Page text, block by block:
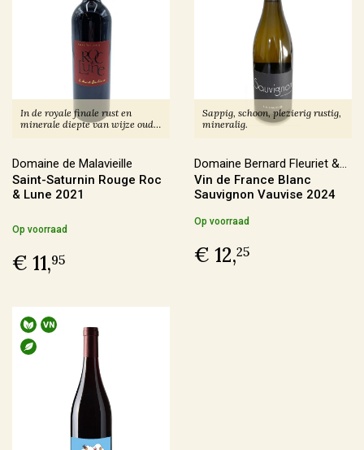
Soort Teelt
Biologisch (107)
Biologisch-Dynamisch
In omschakeling(17)
Duurzaam(12)
Geschikt voor veganisten
Ja(188)
Nee(3)
Last Vinute
In de royale finale rust en
minerale diepte van wijze oude
Domaine de Malavieille
Saint-Saturnin Rouge Roc
& Lune 2021
Op voorraad
€ 11,95
Sappig, schoon, plezierig rustig,
mineralig.
Domaine Bernard Fleuriet &
Fils
Vin de France Blanc
Sauvignon Vauvise 2024
Op voorraad
€ 12,25